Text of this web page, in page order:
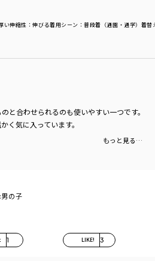
い伸縮性 ：伸びる着用シーン ：普段着（通園・通学） 着替
と合わせられるのも使いやすい一つです。
く気に入っています。
もっと見る…
男の子
1 LIKE! 3